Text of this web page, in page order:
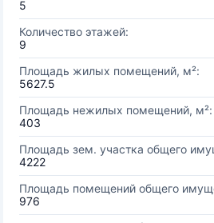
5
Количество этажей:
9
Площадь жилых помещений, м²:
5627.5
Площадь нежилых помещений, м²:
403
Площадь зем. участка общего
4222
Площадь помещений общего
976